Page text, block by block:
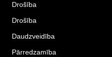
Drošība
Drošība
Daudzveidība
Pārredzamība